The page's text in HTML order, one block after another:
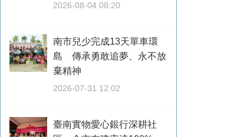
2026-08-04 08:20
南市兒少完成13天單車環
島 傳承勇敢追夢、永不放
棄精神
2026-07-31 12:02
臺南實物愛心銀行深耕社